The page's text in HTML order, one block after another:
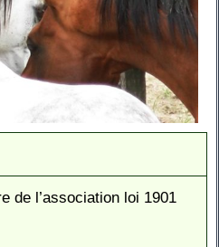
de l’association loi 1901